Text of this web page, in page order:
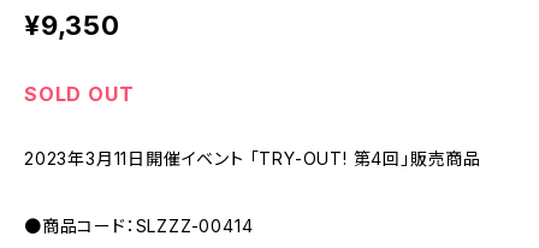
¥9,350
SOLD OUT
2023年3月11日開催イベント 「TRY-OUT! 第4回」販売商品
●商品コード：SLZZZ-00414